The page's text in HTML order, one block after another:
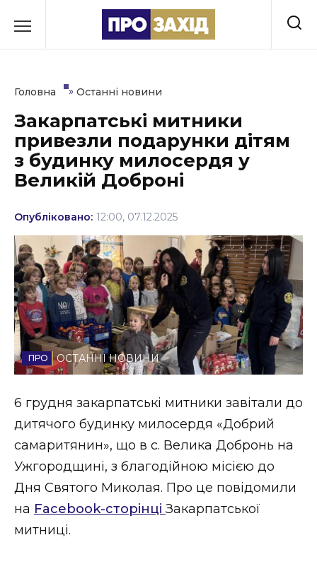
до
Культура
Освіта
Політика
Соціум
Спорт
Стиль життя
Втрачений Ужгород
Втрачений Ужгород (відеоверсія)
ЗАКАРПАТСЬКІ НОВИНИ
НОВИНИ ЗАХІДНОЇ УКРАЇНИ
Головна » Останні новини
Закарпатські митники
привезли подарунки дітям
з будинку милосердя у
Великій Доброні
Опубліковано: 12:00, 07.12.2025
ОСТАННІ НОВИНИ
6 грудня закарпатські митники завітали до
дитячого будинку милосердя «Добрий
самаритянин», що в с. Велика Добронь на
Ужгородщині, з благодійною місією до
Дня Святого Миколая. Про це повідомили
на Facebook-сторінці Закарпатської
митниці.